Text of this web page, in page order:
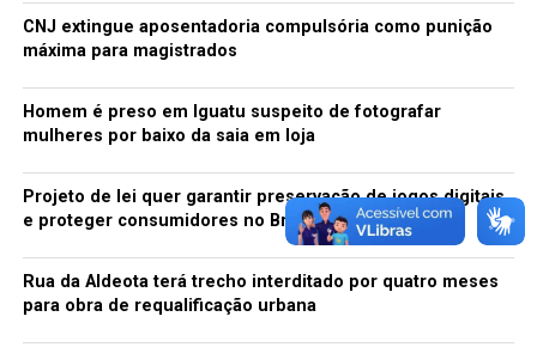
gêneros e orientações sexuais dentro e fora dos campi
desta Universidade”. Afirmou que a Universidade “tomará
agressor responda por seus atos”, e acrescentou que “a
UFCA dará todo o apoio necessário aos estudantes
Fonte: Diário do Nordeste
TÓPICOS RELACIONADOS: AGRESSÃO
CARIRI
ESTUDANTES
JUAZEIRO DO NORTE PEC 55
VIOLENCIA
CNJ extingue aposentadoria compulsória como punição
máxima para magistrados
Homem é preso em Iguatu suspeito de fotografar
mulheres por baixo da saia em loja
Projeto de lei quer garantir preservação de jogos digitais
e proteger consumidores no Brasil
Rua da Aldeota terá trecho interditado por quatro meses
para obra de requalificação urbana